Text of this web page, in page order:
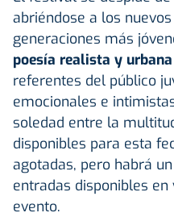
abriéndose a los
generaciones más
poesía realista y urbana
referentes del público
emocionales e
soledad entre la
disponibles para esta
agotadas, pero habrá
entradas disponibles
evento.